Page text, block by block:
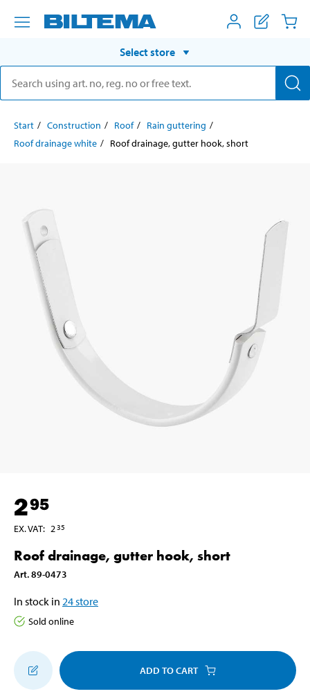
Select store
Start Construction Roof
Rain guttering
Roof drainage white
Roof drainage, gutter hook, short
295
EX. VAT: 235
Roof drainage, gutter hook, short
Art.89-0473
In stock in 24store
Sold online
ADD TO CART